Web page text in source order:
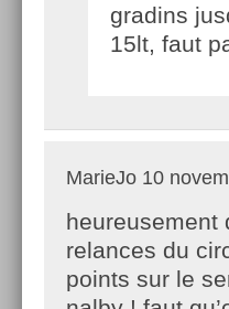
gradins
15lt, faut
MarieJo 10
heureusement
relances du
points sur le